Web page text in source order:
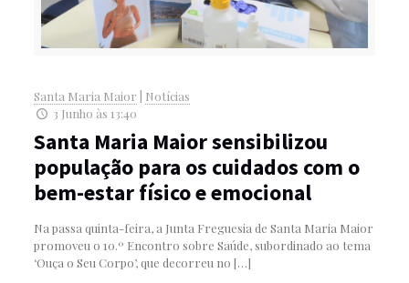
Santa Maria Maior
Notícias
3 Junho às 13:40
Santa Maria Maior sensibilizou
população para os cuidados com o
bem-estar físico e emocional
Na passa quinta-feira, a Junta Freguesia de Santa Maria Maior
promoveu o 10.º Encontro sobre Saúde, subordinado ao tema
‘Ouça o Seu Corpo’, que decorreu no […]